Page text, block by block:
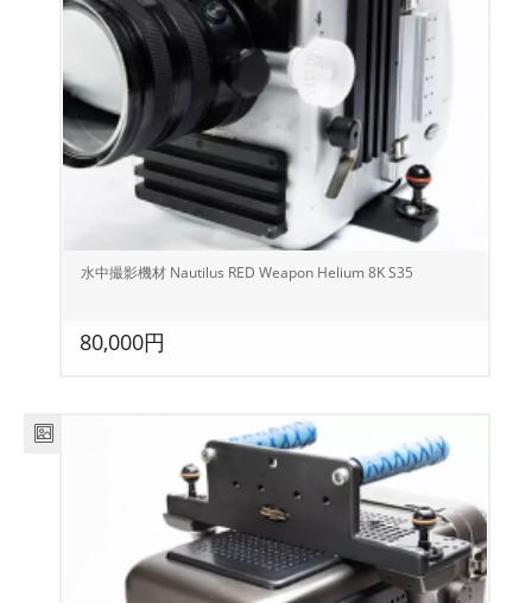
水中撮影機材 Nautilus RED Weapon Helium 8K S35
80,000円